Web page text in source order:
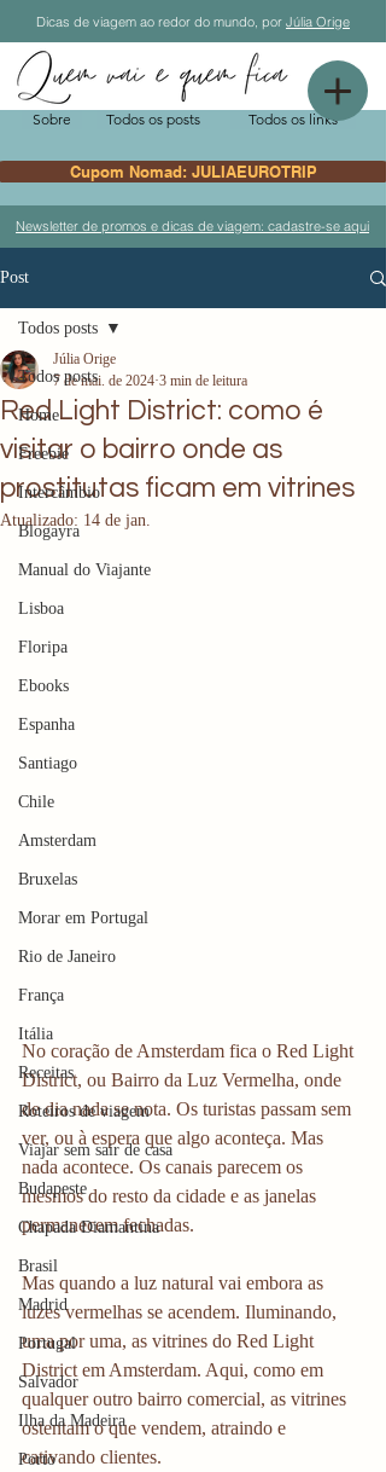
Sobre Todos os posts Todos os links
Cupom Nomad: JULIAEUROTRIP
Dicas de viagem ao redor do mundo, por Júlia Orige
Newsletter de promos e dicas de viagem: cadastre-se aqui
Post
Todos posts
Home
Freebie
Intercâmbio
Blogayra
Manual do Viajante
Lisboa
Floripa
Ebooks
Espanha
Santiago
Chile
Amsterdam
Bruxelas
Morar em Portugal
Rio de Janeiro
França
Itália
Receitas
Roteiros de viagem
Viajar sem sair de casa
Budapeste
Chapada Diamantina
Brasil
Madrid
Portugal
Salvador
Ilha da Madeira
Porto
Todos posts
Red Light District: como é
visitar o bairro onde as
prostitutas ficam em vitrines
Júlia Orige
7 de mai. de 2024 3 min de leitura
Atualizado: 14 de jan.
No coração de Amsterdam fica o Red Light
District, ou Bairro da Luz Vermelha, onde
de dia nada se nota. Os turistas passam sem
ver, ou à espera que algo aconteça. Mas
nada acontece. Os canais parecem os
mesmos do resto da cidade e as janelas
permanecem fechadas.
Mas quando a luz natural vai embora as
luzes vermelhas se acendem. Iluminando,
uma por uma, as vitrines do Red Light
District em Amsterdam. Aqui, como em
qualquer outro bairro comercial, as vitrines
ostentam o que vendem, atraindo e
cativando clientes.